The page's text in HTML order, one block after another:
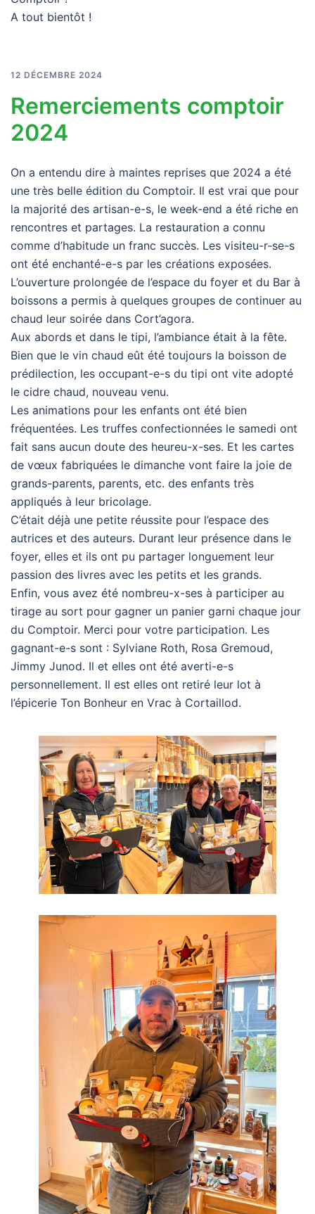
A tout bientôt !
12 DÉCEMBRE 2024
Remerciements comptoir
2024
On a entendu dire à maintes reprises que 2024 a été
une très belle édition du Comptoir. Il est vrai que pour
la majorité des artisan-e-s, le week-end a été riche en
rencontres et partages. La restauration a connu
comme d’habitude un franc succès. Les visiteu-r-se-s
ont été enchanté-e-s par les créations exposées.
L’ouverture prolongée de l’espace du foyer et du Bar à
boissons a permis à quelques groupes de continuer au
chaud leur soirée dans Cort’agora.
Aux abords et dans le tipi, l’ambiance était à la fête.
Bien que le vin chaud eût été toujours la boisson de
prédilection, les occupant-e-s du tipi ont vite adopté
le cidre chaud, nouveau venu.
Les animations pour les enfants ont été bien
fréquentées. Les truffes confectionnées le samedi ont
fait sans aucun doute des heureu-x-ses. Et les cartes
de vœux fabriquées le dimanche vont faire la joie de
grands-parents, parents, etc. des enfants très
appliqués à leur bricolage.
C’était déjà une petite réussite pour l’espace des
autrices et des auteurs. Durant leur présence dans le
foyer, elles et ils ont pu partager longuement leur
passion des livres avec les petits et les grands.
Enfin, vous avez été nombreu-x-ses à participer au
tirage au sort pour gagner un panier garni chaque jour
du Comptoir. Merci pour votre participation. Les
gagnant-e-s sont : Sylviane Roth, Rosa Gremoud,
Jimmy Junod. Il et elles ont été averti-e-s
personnellement. Il est elles ont retiré leur lot à
l’épicerie Ton Bonheur en Vrac à Cortaillod.